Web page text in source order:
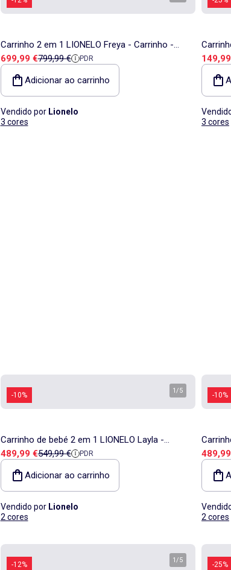
Carrinho 2 em 1 LIONELO Freya - Carrinho -
Alcofa - Acessórios - Alcofa dobrável com a
estrutura
Preço de venda
699,99 €Preço de referência
799,99 € PDR
Adicionar ao carrinho
Vendido por Lionelo
3 cores
Plus -
Preço
3 cores
-10%
1/5
Carrinho de bebé 2 em 1 LIONELO Layla -
Conjunto de carrinho, alcofa e acessórios -
Até 22 kg
Preço de venda
489,99 €Preço de referência
549,99 € PDR
Adicionar ao carrinho
Vendido por Lionelo
2 cores
-10%
Até 22
Preço
2 cores
-12%
1/5
-25%